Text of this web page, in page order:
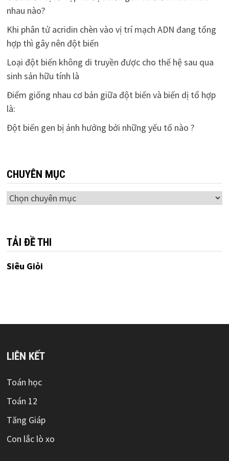
nhau nào?
Khi phân tử acridin chèn vào vị trí mạch ADN đang tổng
hợp thì gây nên đột biến
Loại đột biến không di truyền được cho thế hệ sau qua
sinh sản hữu tính là
Điểm giống nhau cơ bản giữa đột biến và biến dị tổ hợp
là:
Đột biến gen bị ảnh hưởng bởi những yếu tố nào ?
CHUYÊN MỤC
Chuyên
TẢI ĐỀ THI
Siêu Giỏi
LIÊN KẾT
Toán học
Toán 12
Tăng Giáp
Con lắc lò xo